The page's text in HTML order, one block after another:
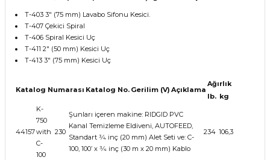
T-403 3" (75 mm) Lavabo Sifonu Kesici.
T-407 Çekici Spiral
T-406 Spiral Kesici Uç
T-411 2" (50 mm) Kesici Uç
T-413 3" (75 mm) Kesici Uç
Katalog Numarası Katalog No. Gerilim (V) Açıklama
Ağırlık
lb. kg
44157
K-
750
with
C-
100
230
Şunları içeren makine: RIDGID PVC
Kanal Temizleme Eldiveni, AUTOFEED,
Standart 3⁄4 inç (20 mm) Alet Seti ve: C-
100, 100’ x 3⁄4 inç (30 m x 20 mm) Kablo
234 106,3